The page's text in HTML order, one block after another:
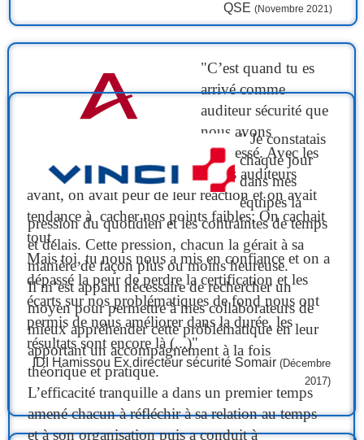
QSE (Novembre 2021)
"C’est quand tu es
arrivé comme
auditeur sécurité que
nous avons
progressé. Avec les
autres auditeurs
avant, on avait peur de leur réaction et on avait
tendance à cacher nos points faibles; On cachait
tout.
Mais toi, tu nous nous a mis en confiance et on a
dépassé la peur de perdre la certification et les
écarts sur nos problématiques de fond nous ont
permis de nous améliorer dans la durée, les
résultats sont encore là (...)"
IDI Hamissou Ex directeur sécurité Somair (Décembre
2017)
" Je constatais
chaque jour
dans mes
équipes la
pression du quotidien et les contraintes de temps
et délais. Cette pression, chacun la gérait à sa
manière de façon plus ou moins heureuse.
Il m’est apparu nécessaire de rechercher un
moyen pour permettre à mes collaborateurs de
mieux appréhender cette problématique en leur
apportant un accompagnement à la fois
théorique et pratique.
L’efficacité tranquille a dans un premier temps
amené chacun à réfléchir à sa relation au temps
et à son organisation puis a conduit à